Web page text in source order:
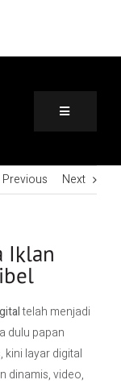
Previous Next
Iklan
telah menjadi
dulu papan
kini layar digital
dinamis, video,